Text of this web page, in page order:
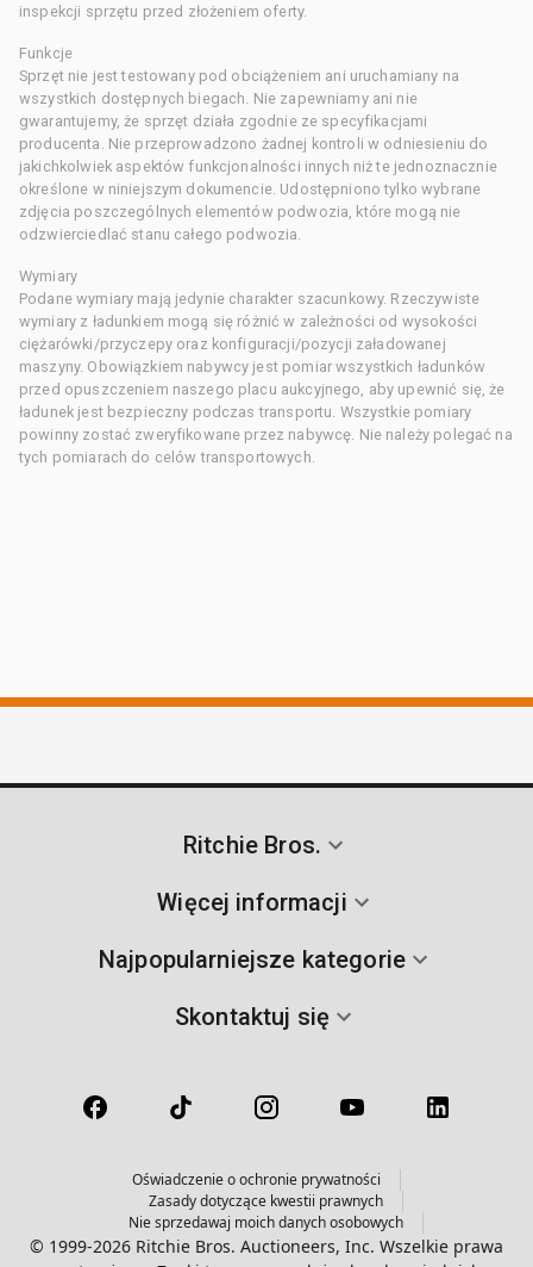
inspekcji sprzętu przed złożeniem oferty.
Funkcje
Sprzęt nie jest testowany pod obciążeniem ani uruchamiany na
wszystkich dostępnych biegach. Nie zapewniamy ani nie
gwarantujemy, że sprzęt działa zgodnie ze specyfikacjami
producenta. Nie przeprowadzono żadnej kontroli w odniesieniu do
jakichkolwiek aspektów funkcjonalności innych niż te jednoznacznie
określone w niniejszym dokumencie. Udostępniono tylko wybrane
zdjęcia poszczególnych elementów podwozia, które mogą nie
odzwierciedlać stanu całego podwozia.
Wymiary
Podane wymiary mają jedynie charakter szacunkowy. Rzeczywiste
wymiary z ładunkiem mogą się różnić w zależności od wysokości
ciężarówki/przyczepy oraz konfiguracji/pozycji załadowanej
maszyny. Obowiązkiem nabywcy jest pomiar wszystkich ładunków
przed opuszczeniem naszego placu aukcyjnego, aby upewnić się, że
ładunek jest bezpieczny podczas transportu. Wszystkie pomiary
powinny zostać zweryfikowane przez nabywcę. Nie należy polegać na
tych pomiarach do celów transportowych.
Ritchie Bros.
Więcej informacji
Najpopularniejsze kategorie
Skontaktuj się
Oświadczenie o ochronie prywatności
Zasady dotyczące kwestii prawnych
Nie sprzedawaj moich danych osobowych
© 1999-2026 Ritchie Bros. Auctioneers, Inc. Wszelkie prawa